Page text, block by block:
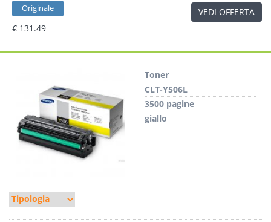
Originale
€ 131.49
VEDI OFFERTA
Toner
CLT-Y506L
3500 pagine
giallo